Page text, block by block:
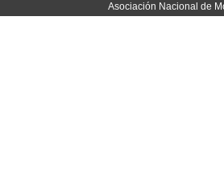
Asociación Nacional de